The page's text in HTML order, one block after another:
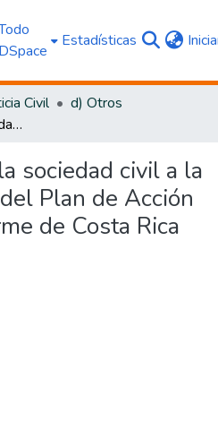
DSpace
Estadísticas
Civil
d) Otros
Seguimiento de la sociedad civil a la implementación del Plan de Acción de Québec: Informe de Costa Rica
sociedad civil a la
Plan de Acción
de Costa Rica